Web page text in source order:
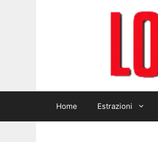
Home Estrazioni